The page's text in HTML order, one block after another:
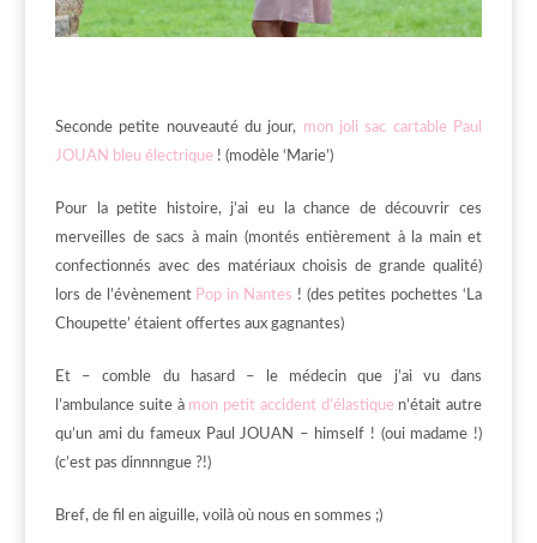
Seconde petite nouveauté du jour, mon joli sac cartable Paul
JOUAN bleu électrique ! (modèle ‘Marie’)
Pour la petite histoire, j’ai eu la chance de découvrir ces
merveilles de sacs à main (montés entièrement à la main et
confectionnés avec des matériaux choisis de grande qualité)
lors de l’évènement Pop in Nantes ! (des petites pochettes ‘La
Choupette’ étaient offertes aux gagnantes)
Et – comble du hasard – le médecin que j’ai vu dans
l’ambulance suite à mon petit accident d’élastique n’était autre
qu’un ami du fameux Paul JOUAN – himself ! (oui madame !)
(c’est pas dinnnngue ?!)
Bref, de fil en aiguille, voilà où nous en sommes ;)